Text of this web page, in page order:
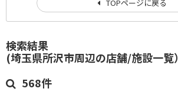
検索結果
(埼玉県所沢市周辺の店舗/施設一覧）
568件
TOPページに戻る